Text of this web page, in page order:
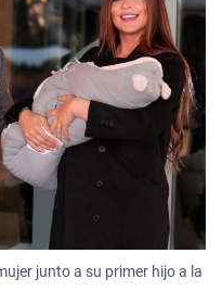
junto a su primer hijo a la